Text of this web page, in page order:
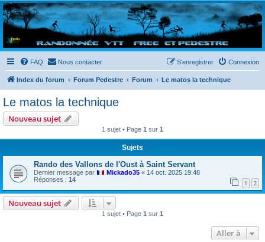
Randovttfree.fr
Bienvenue sur le site des randos vtt et pédestre de Bretagne . Bonne navigation sur le site
et bonnes randos dans l'Ouest !
FAQ Nous contacter Connexion
S’enregistrer
Index du forum Forum Pedestre Forum Le matos la technique
Le matos la technique
Nouveau sujet
1 sujet • Page 1 sur 1
Sujets
Rando des Vallons de l'Oust à Saint Servant
Dernier message par Mickado35 « 14 oct. 2025 19:48
Réponses : 14 1 2
Nouveau sujet
1 sujet • Page 1 sur 1
Aller à